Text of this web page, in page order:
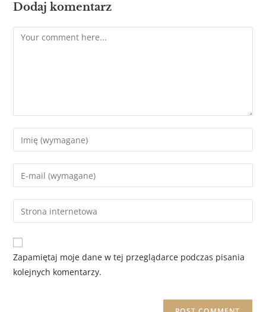
Dodaj komentarz
Zapamiętaj moje dane w tej przeglądarce podczas pisania
kolejnych komentarzy.